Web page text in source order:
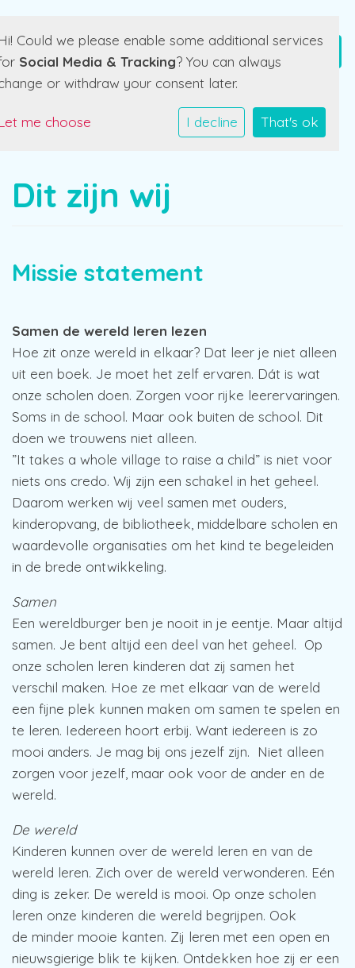
Dit zijn wij
Missie statement
Samen de wereld leren lezen
Hoe zit onze wereld in elkaar? Dat leer je niet alleen
uit een boek. Je moet het zelf ervaren. Dát is wat
onze scholen doen. Zorgen voor rijke leerervaringen.
Soms in de school. Maar ook buiten de school. Dit
doen we trouwens niet alleen.
”It takes a whole village to raise a child” is niet voor
niets ons credo. Wij zijn een schakel in het geheel.
Daarom werken wij veel samen met ouders,
kinderopvang, de bibliotheek, middelbare scholen en
waardevolle organisaties om het kind te begeleiden
in de brede ontwikkeling.
Samen
Een wereldburger ben je nooit in je eentje. Maar altijd
samen. Je bent altijd een deel van het geheel. Op
onze scholen leren kinderen dat zij samen het
verschil maken. Hoe ze met elkaar van de wereld
een fijne plek kunnen maken om samen te spelen en
te leren. Iedereen hoort erbij. Want iedereen is zo
mooi anders. Je mag bij ons jezelf zijn. Niet alleen
zorgen voor jezelf, maar ook voor de ander en de
wereld.
De wereld
Kinderen kunnen over de wereld leren en van de
wereld leren. Zich over de wereld verwonderen. Eén
ding is zeker. De wereld is mooi. Op onze scholen
leren onze kinderen die wereld begrijpen. Ook
de minder mooie kanten. Zij leren met een open en
nieuwsgierige blik te kijken. Ontdekken hoe zij er een
Could we please enable some additional services
Social Media & Tracking? You can always
or withdraw your consent later.
me choose I decline That's ok